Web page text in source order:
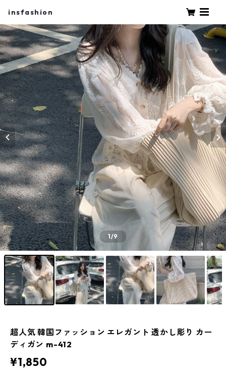
insfashion
1/9
超人気 韓国ファッション エレガント 透かし彫り カー
ディガン m-412
¥1,850